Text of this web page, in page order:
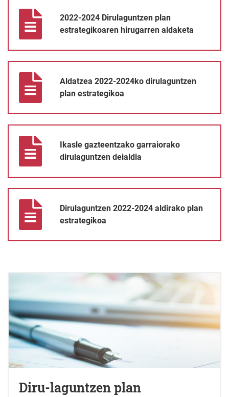
2022-2024 Dirulaguntzen plan
estrategikoaren hirugarren aldaketa
Aldatzea 2022-2024ko dirulaguntzen
plan estrategikoa
Ikasle gazteentzako garraiorako
dirulaguntzen deialdia
Dirulaguntzen 2022-2024 aldirako plan
estrategikoa
Diru-laguntzen plan